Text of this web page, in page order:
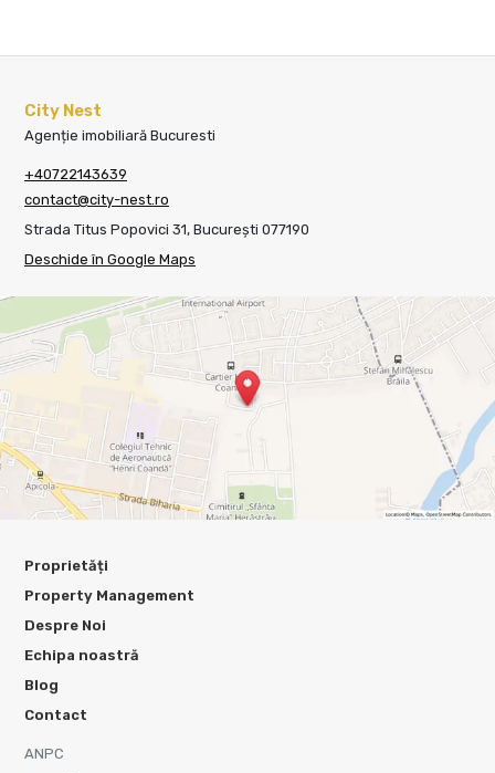
City Nest
Agenție imobiliară Bucuresti
+40722143639
contact@city-nest.ro
Strada Titus Popovici 31, București 077190
Deschide în Google Maps
Proprietăți
Property Management
Despre Noi
Echipa noastră
Blog
Contact
ANPC